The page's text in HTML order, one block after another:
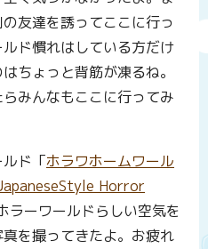
友達を誘ってここに行っ
ド慣れはしている方だけ
ちょっと背筋が凍るね。
みんなもここに行ってみ
ド「ホラワホームワール
Horror
ラーワールドらしい空気を
を撮ってきたよ。お疲れ